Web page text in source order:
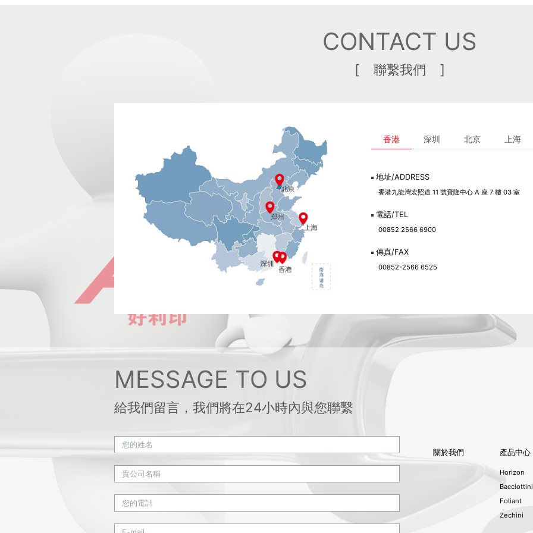
CONTACT US
[ 聯繫我們 ]
香港 深圳 北京 上海
地址/ADDRESS
香港九龍灣宏照道 11 號寶隆中心 A 座 7 樓 03 室
電話/TEL
00852 2566 6900
傳真/FAX
00852-2566 6525
MESSAGE TO US
給我們留言，我們將在24小時內與您聯繫
關於我們 產品中心
Horizon
Bacciottini
Foliant
Zechini